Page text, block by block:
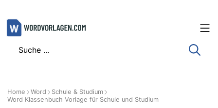
Zum
Inhalt
Home Word
Schule & Studium
Word Klassenbuch Vorlage für Schule und Studium